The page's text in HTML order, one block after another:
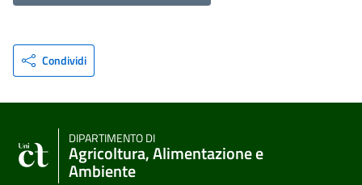
Condividi
DIPARTIMENTO DI
Agricoltura, Alimentazione e
Ambiente